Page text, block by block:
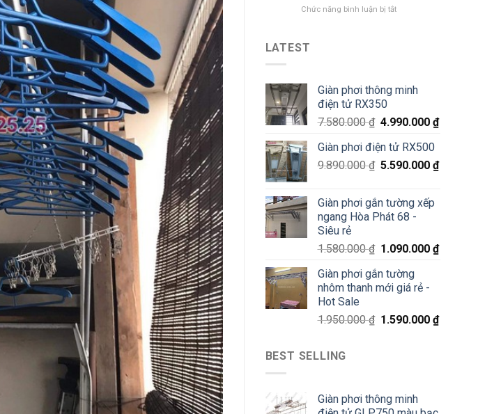
Lê
Hoà
Đa
Chức năng bình luận bị tắtở
Đông
Sale
chỉ
200K
LATEST
Giàn phơi thông minh
điện tử RX350
7.580.000₫ 4.990.000₫
Giàn phơi điện tử RX500
9.890.000₫ 5.590.000₫
Giàn phơi gắn tường xếp
ngang Hòa Phát 68 -
Siêu rẻ
1.580.000₫ 1.090.000₫
Giàn phơi gắn tường
nhôm thanh mới giá rẻ -
Hot Sale
1.950.000₫ 1.590.000₫
BEST SELLING
Giàn phơi thông minh